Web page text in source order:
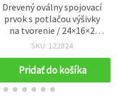
Drevený oválny spojovací
prvok s potlačou výšivky
na tvorenie / 24×16×2
mm, otvor 2,5 mm – 10 ks
SKU: 122824
Pridať do košíka